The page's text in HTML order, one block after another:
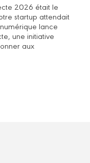
2026 était le
startup attendait
lance
une initiative
aux